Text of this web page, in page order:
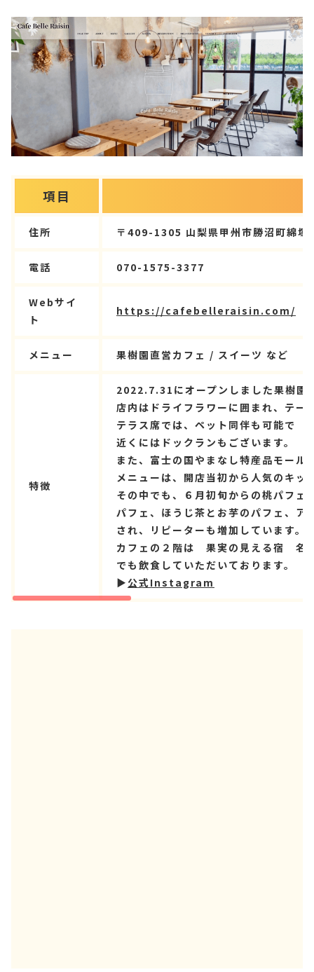
項目
住所 〒409-1305 山梨県甲州市勝沼町綿
電話 070-1575-3377
Webサイ
ト
https://cafebelleraisin.com/
メニュー 果樹園直営カフェ / スイーツ など
特徴
2022.7.31にオープンしました果樹園
店内はドライフラワーに囲まれ、テー
テラス席では、ペット同伴も可能で
近くにはドックランもございます。
また、富士の国やまなし特産品モー
メニューは、開店当初から人気のキ
その中でも、６月初旬からの桃パフ
パフェ、ほうじ茶とお芋のパフェ、
され、リピーターも増加しています。
カフェの２階は 果実の見える宿 名
でも飲食していただいております。
▶公式Instagram